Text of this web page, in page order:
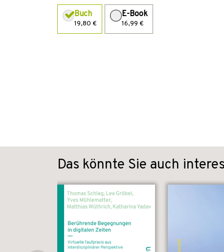
Buch
19,80 €
E-Book
16,99 €
Das könnte Sie auch